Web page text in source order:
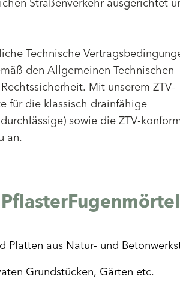
Technische
den Allgemeinen Technischen
Mit unserem ZTV-
für die klassisch drainfähige
sowie die ZTV-
an.
Platten aus Natur- und
Grundstücken, Gärten etc.